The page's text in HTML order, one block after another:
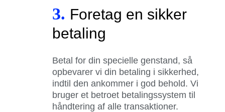
3. Foretag en sikker
betaling
Betal for din specielle genstand, så
opbevarer vi din betaling i sikkerhed,
indtil den ankommer i god behold. Vi
bruger et betroet betalingssystem til
håndtering af alle transaktioner.